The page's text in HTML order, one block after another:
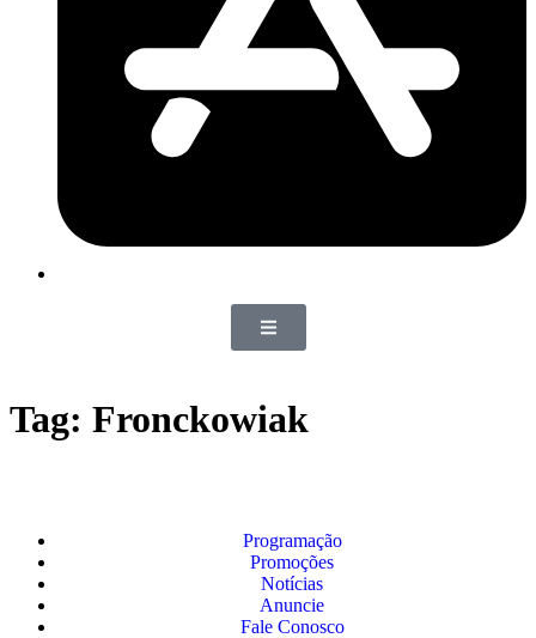
Tag: Fronckowiak
Programação
Promoções
Notícias
Anuncie
Fale Conosco